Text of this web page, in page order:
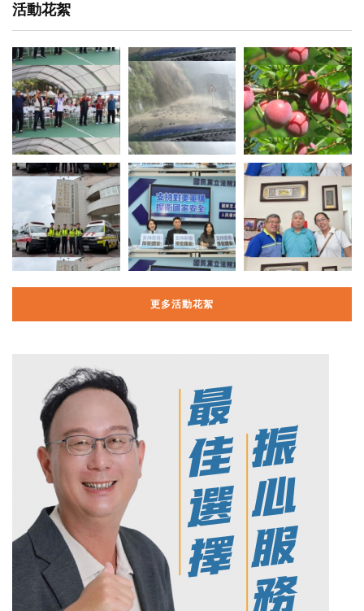
活動花絮
更多活動花絮